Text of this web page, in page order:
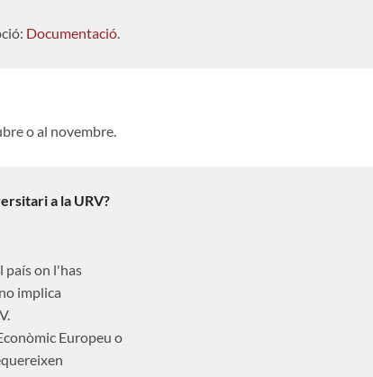
Documentació.
o al novembre.
a la URV?
país on l'has
implica
Europeu o